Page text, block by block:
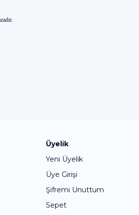
Yorum Yaz
Üyelik
Yeni Üyelik
Üye Girişi
Şifremi Unuttum
Sepet